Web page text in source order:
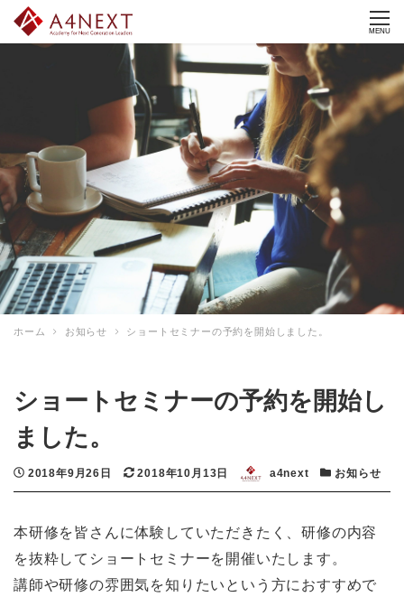
MENU
ホーム お知らせ ショートセミナーの予約を開始しました。
ショートセミナーの予約を開始し
ました。
投稿日
2018年9月26日 更新日
2018年10月13日 著者 a4next カテゴリー
お知らせ
本研修を皆さんに体験していただきたく、研修の内容
を抜粋してショートセミナーを開催いたします。
講師や研修の雰囲気を知りたいという方におすすめで